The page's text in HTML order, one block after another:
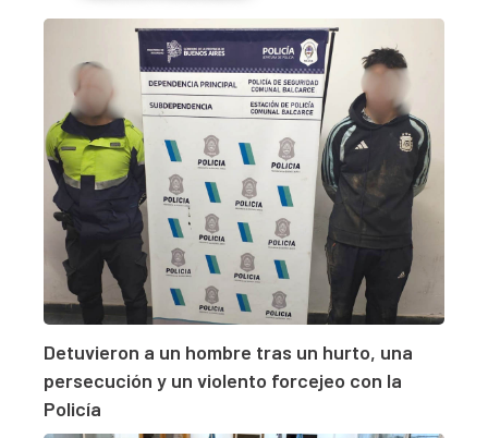
Detuvieron a un hombre tras un hurto, una
persecución y un violento forcejeo con la
Policía